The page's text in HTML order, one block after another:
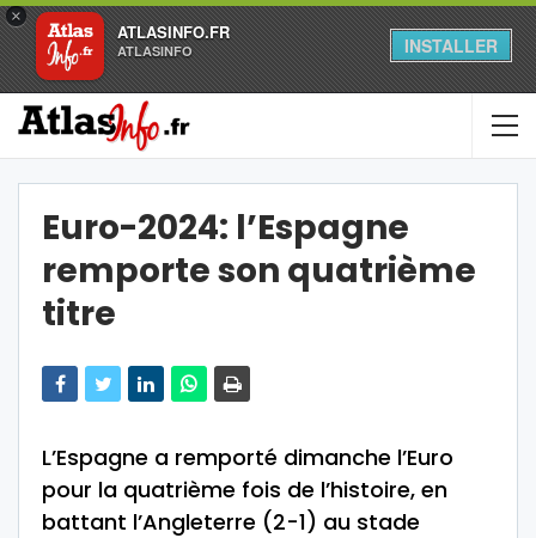
×
ATLASINFO.FR
ATLASINFO INSTALLER
Euro-2024: l’Espagne
remporte son quatrième
titre
L’Espagne a remporté dimanche l’Euro
pour la quatrième fois de l’histoire, en
battant l’Angleterre (2-1) au stade